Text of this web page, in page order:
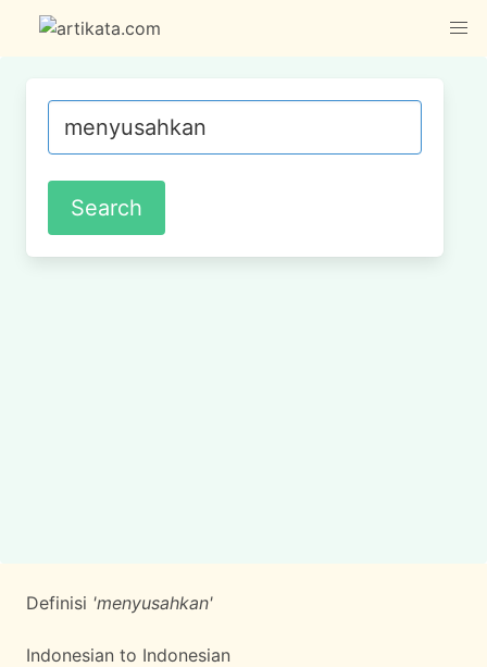
Definisi 'menyusahkan'
Indonesian to Indonesian